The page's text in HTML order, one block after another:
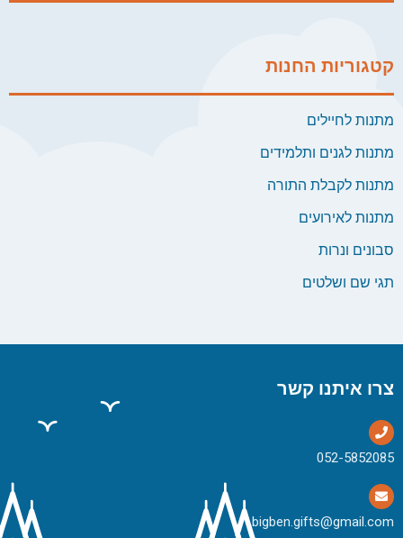
קטגוריות החנות
מתנות לחיילים
מתנות לגנים ותלמידים
מתנות לקבלת התורה
מתנות לאירועים
סבונים ונרות
תגי שם ושלטים
צרו איתנו קשר
bigben.gifts@gmail.com